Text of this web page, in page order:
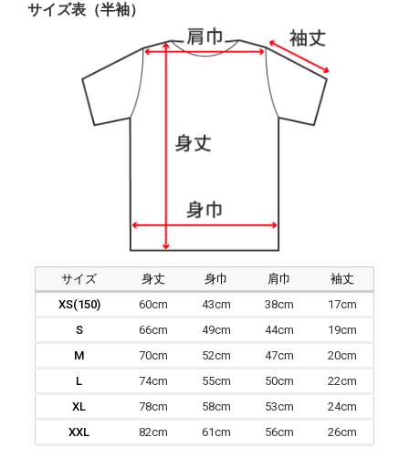
サイズ表（半袖）
サイズ 身丈 身巾 肩巾
袖丈
XS(150)
60cm 43cm 38cm
17cm
S
66cm 49cm 44cm
19cm
M
70cm 52cm 47cm
20cm
L
74cm 55cm 50cm
22cm
XL
78cm 58cm 53cm
24cm
XXL
82cm 61cm 56cm 26cm